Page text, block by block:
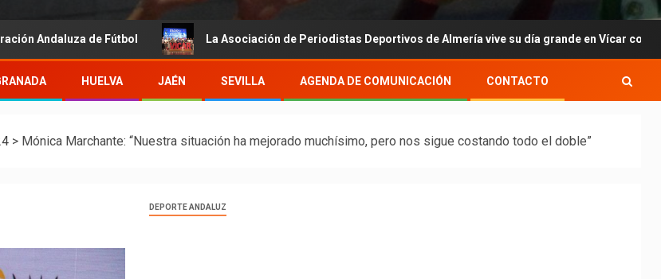
Fútbol La Asociación de Periodistas Deportivos de Almería vive su día grande en Vícar con su gala anual
HUELVA JAÉN SEVILLA AGENDA DE COMUNICACIÓN CONTACTO
> Mónica Marchante: “Nuestra situación ha mejorado muchísimo, pero nos sigue costando todo el doble”
DEPORTE ANDALUZ